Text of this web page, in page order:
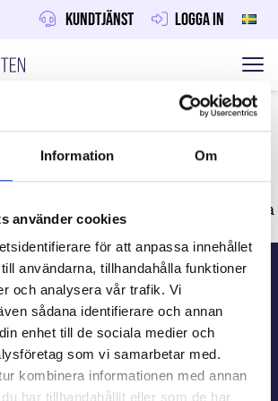
Information Om
använder cookies
för att anpassa innehållet
användarna, tillhandahålla funktioner
och analysera vår trafik. Vi
sådana identifierare och annan
enhet till de sociala medier och
som vi samarbetar med.
kombinera informationen med annan
har tillhandahållit eller som de har
Kundtjänst Logga in
populära strumpor och sport-
och behåller 30% – mellan 45
paket. Ett enkelt sätt att samla
Kundtjänst
Beställ information